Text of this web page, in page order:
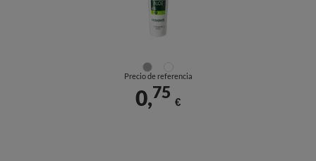
Precio de referencia
0,75
€